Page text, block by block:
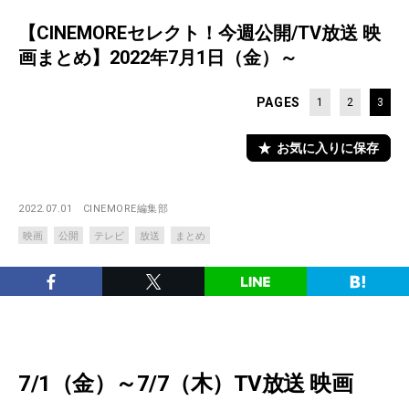
【CINEMOREセレクト！今週公開/TV放送 映
画まとめ】2022年7月1日（金）～
PAGES 1 2 3
お気に入りに保存
2022.07.01 CINEMORE編集部
映画 公開 テレビ 放送 まとめ
7/1（金）～7/7（木）TV放送 映画